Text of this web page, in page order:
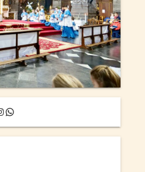
WhatsApp